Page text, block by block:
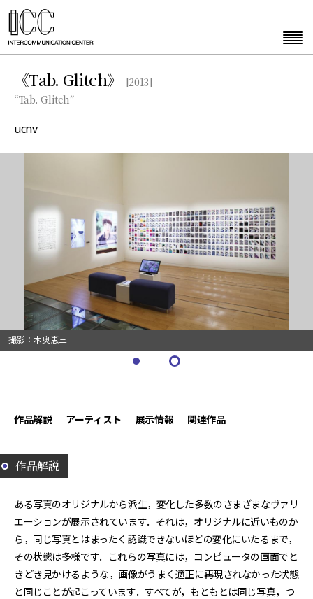
《Tab. Glitch》
[2013]
“Tab. Glitch”
ucnv
撮影：木奥恵三
作品解説 アーティスト 展示情報 関連作品
作品解説
ある写真のオリジナルから派生，変化した多数のさまざまなヴァリ
エーションが展示されています．それは，オリジナルに近いものか
ら，同じ写真とはまったく認識できないほどの変化にいたるまで，
その状態は多様です．これらの写真には，コンピュータの画面でと
きどき見かけるような，画像がうまく適正に再現されなかった状態
と同じことが起こっています．すべてが，もともとは同じ写真，つ